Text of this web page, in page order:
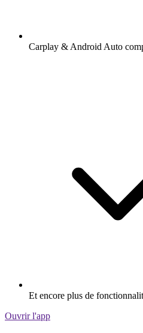
Carplay & Android Auto
Et encore plus de
Ouvrir l'app